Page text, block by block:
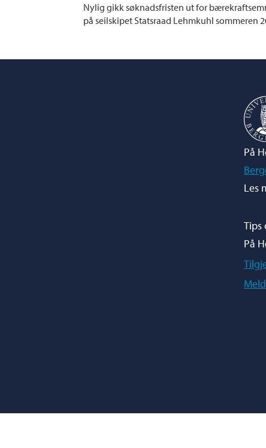
Nylig gikk søknadsfristen ut for
på seilskipet Statsraad Lehmkuhl sommeren
På
Les
Tips
På